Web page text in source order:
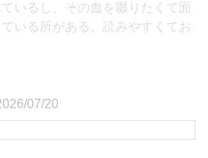
いるし、その血を啜りたくて面
いる所がある。読みやすくてお
07/20